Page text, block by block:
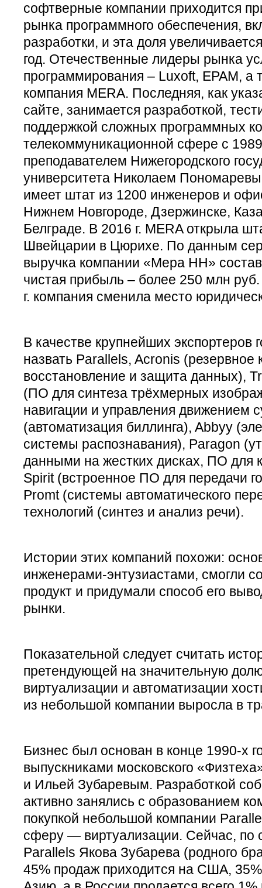
софтверные компании приходится
рынка программного обеспечения,
разработки, и эта доля
год. Отечественные лидеры рынка
программирования – Luxoft, EPAM, а
компания MERA. Последняя, как
сайте, занимается разработкой,
поддержкой сложных программных
телекоммуникационной сфере с
преподавателем Нижегородского
университета Николаем
имеет штат из 1200 инженеров и
Нижнем Новгороде, Дзержинске,
Белграде. В 2016 г. MERA открыла
Швейцарии в Цюрихе. По данным
выручка компании «Мера НН»
чистая прибыль – более 250 млн
г. компания сменила место
В качестве крупнейших экспортеров
назвать Parallels, Acronis (резервное
восстановление и защита данных),
(ПО для синтеза трёхмерных
навигации и управления движением
(автоматизация биллинга), Abbyy
системы распознавания), Paragon
данными на жестких дисках, ПО для
Spirit (встроенное ПО для передачи
Promt (системы автоматического
технологий (синтез и анализ речи).
Истории этих компаний похожи:
инженерами-энтузиастами, смогли
продукт и придумали способ его
рынки.
Показательной следует считать
претендующей на значительную
виртуализации и автоматизации
из небольшой компании выросла в
Бизнес был основан в конце 1990-х
выпускниками московского
и Ильей Зубаревым. Разработкой
активно занялись с образованием
покупкой небольшой компании
сферу — виртуализации. Сейчас, по
Parallels Якова Зубарева (родного
45% продаж приходится на США,